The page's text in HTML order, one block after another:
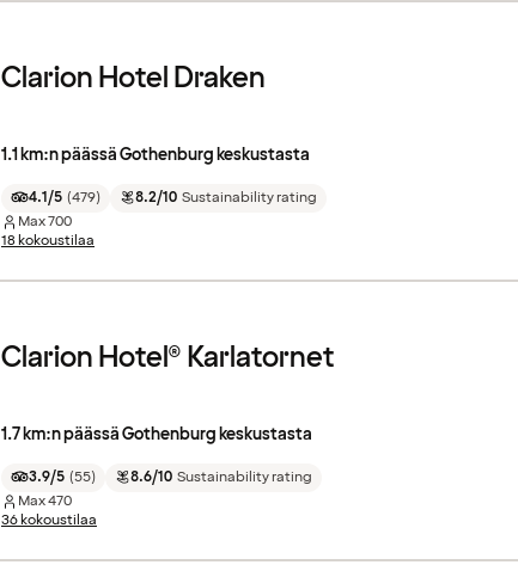
Clarion Hotel Draken
1.1 km:n päässä Gothenburg keskustasta
4.1/5 (479) 8.2/10 Sustainability rating
Max700
18 kokoustilaa
Clarion Hotel® Karlatornet
1.7 km:n päässä Gothenburg keskustasta
3.9/5 (55) 8.6/10 Sustainability rating
Max470
36 kokoustilaa